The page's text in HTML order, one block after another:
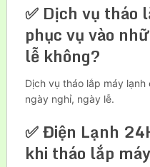
✅ Dịch vụ tháo
phục vụ vào
lễ không?
Dịch vụ tháo lắp máy
ngày nghỉ, ngày lễ.
✅ Điện Lạnh
khi tháo lắp